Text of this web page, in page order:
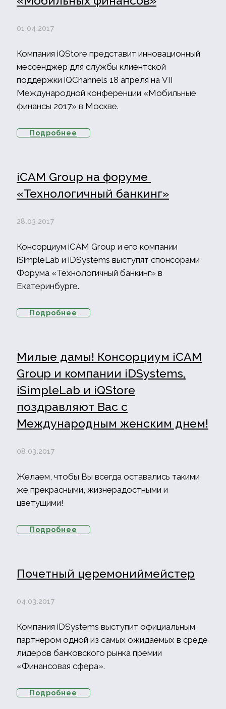
01.04.2017
Компания iQStore представит инновационный
мессенджер для службы клиентской
поддержки iQChannels 18 апреля на VII
Международной конференции «Мобильные
финансы 2017» в Москве.
Подробнее
iCAM Group на форуме
«Технологичный банкинг»
28.03.2017
Консорциум iCAM Group и его компании
iSimpleLab и iDSystems выступят спонсорами
Форума «Технологичный банкинг» в
Екатеринбурге.
Подробнее
Милые дамы! Консорциум iCAM
Group и компании iDSystems,
iSimpleLab и iQStore
поздравляют Вас с
Международным женским днем!
08.03.2017
Желаем, чтобы Вы всегда оставались такими
же прекрасными, жизнерадостными и
цветущими!
Подробнее
Почетный церемониймейстер
04.03.2017
Компания iDSystems выступит официальным
партнером одной из самых ожидаемых в среде
лидеров банковского рынка премии
«Финансовая сфера».
Подробнее